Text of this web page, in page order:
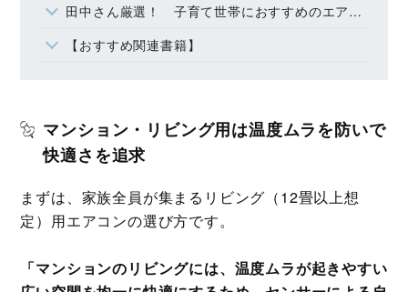
田中さん厳選！ 子育て世帯におすすめのエアコン３選
【おすすめ関連書籍】
マンション・リビング用は温度ムラを防いで
快適さを追求
まずは、家族全員が集まるリビング（12畳以上想
定）用エアコンの選び方です。
「マンションのリビングには、温度ムラが起きやすい